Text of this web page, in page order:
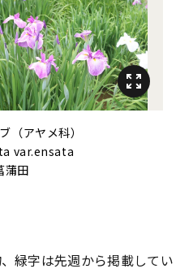
（アヤメ科）
var.ensata
蒲田
緑字は先週から掲載してい